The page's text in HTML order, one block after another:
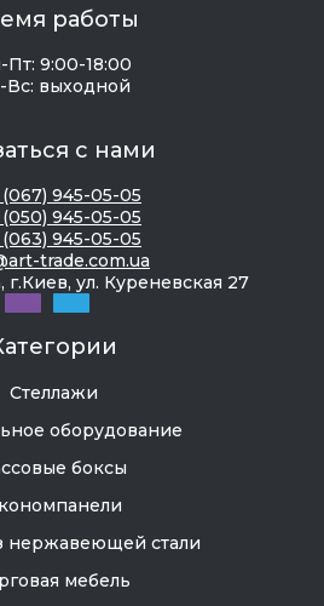
работы
Пт: 9:00-18:00
Вс: выходной
с нами
945-05-05
945-05-05
945-05-05
trade.com.ua
ул. Куреневская 27
Стеллажи
оборудование
боксы
нержавеющей стали
мебель